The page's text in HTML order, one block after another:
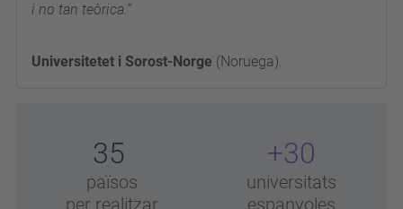
i no tan teòrica.”
Universitetet i Sorost-Norge (Noruega).
35
països
per realitzar
+30
universitats
espanyoles